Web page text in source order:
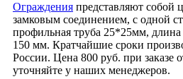
Ограждения представляют собой
замковым соединением, с одной
профильная труба 25*25мм,
150 мм. Кратчайшие сроки
России. Цена 800 руб. при заказе
уточняйте у наших менеджеров.